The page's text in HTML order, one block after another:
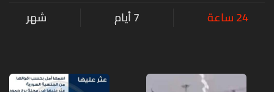
24 ساعة 7 أيام شهر